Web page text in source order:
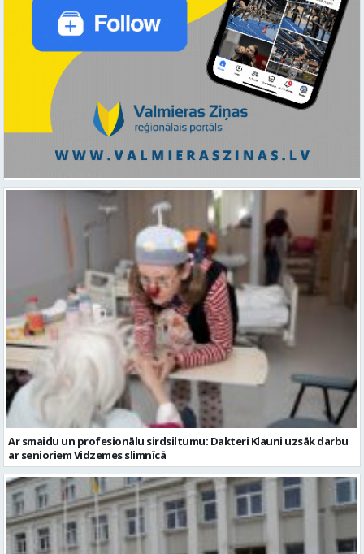
Ar smaidu un profesionālu sirdsiltumu: Dakteri Klauni uzsāk darbu
ar senioriem Vidzemes slimnīcā